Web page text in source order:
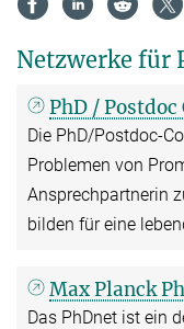
Netzwerke für
PhD /
Die PhD/Postdoc-
Problemen von
Ansprechpartnerin
bilden für eine
Max Planck
Das PhDnet ist ein